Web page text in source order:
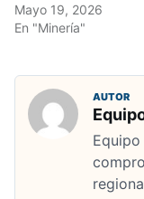
Mayo 19, 2026
En "Minería"
AUTOR